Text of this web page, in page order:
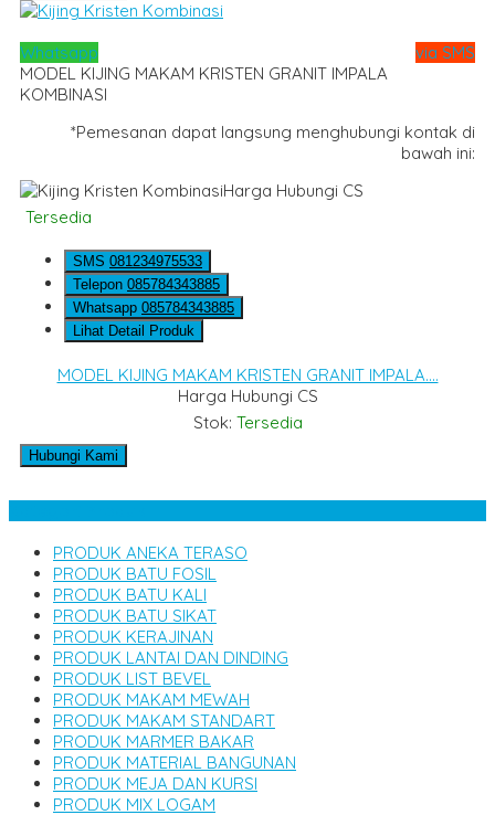
Whatsapp
via SMS
MODEL KIJING MAKAM KRISTEN GRANIT IMPALA
KOMBINASI
*Pemesanan dapat langsung menghubungi kontak di
bawah ini:
Harga Hubungi CS
Tersedia
SMS 081234975533
Telepon 085784343885
Whatsapp 085784343885
Lihat Detail Produk
MODEL KIJING MAKAM KRISTEN GRANIT IMPALA....
Harga Hubungi CS
Stok: Tersedia
Hubungi Kami
PRODUK ANEKA TERASO
PRODUK BATU FOSIL
PRODUK BATU KALI
PRODUK BATU SIKAT
PRODUK KERAJINAN
PRODUK LANTAI DAN DINDING
PRODUK LIST BEVEL
PRODUK MAKAM MEWAH
PRODUK MAKAM STANDART
PRODUK MARMER BAKAR
PRODUK MATERIAL BANGUNAN
PRODUK MEJA DAN KURSI
PRODUK MIX LOGAM